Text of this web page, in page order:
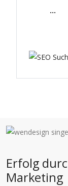
...
Erfolg
Marketing